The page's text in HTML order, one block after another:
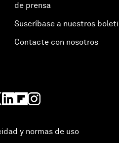
de prensa
Suscríbase a nuestros
Contacte con nosotros
y normas de uso